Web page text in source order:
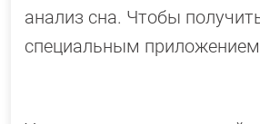
анализ сна. Чтобы
специальным